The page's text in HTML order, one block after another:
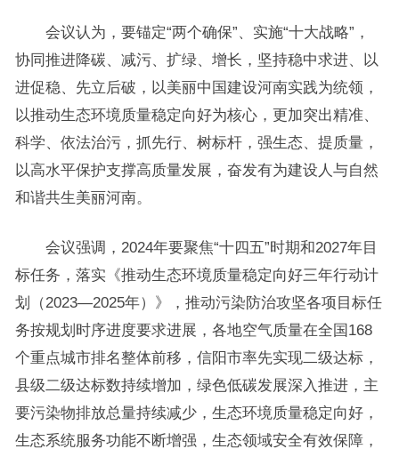
会议认为，要锚定“两个确保”、实施“十大战略”，
协同推进降碳、减污、扩绿、增长，坚持稳中求进、以
进促稳、先立后破，以美丽中国建设河南实践为统领，
以推动生态环境质量稳定向好为核心，更加突出精准、
科学、依法治污，抓先行、树标杆，强生态、提质量，
以高水平保护支撑高质量发展，奋发有为建设人与自然
和谐共生美丽河南。
会议强调，2024年要聚焦“十四五”时期和2027年目
标任务，落实《推动生态环境质量稳定向好三年行动计
划（2023—2025年）》，推动污染防治攻坚各项目标任
务按规划时序进度要求进展，各地空气质量在全国168
个重点城市排名整体前移，信阳市率先实现二级达标，
县级二级达标数持续增加，绿色低碳发展深入推进，主
要污染物排放总量持续减少，生态环境质量稳定向好，
生态系统服务功能不断增强，生态领域安全有效保障，